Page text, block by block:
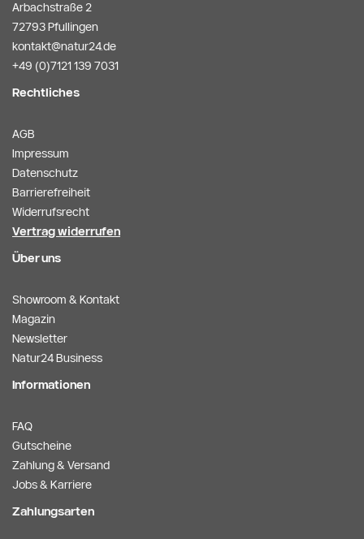
Arbachstraße 2
72793 Pfullingen
kontakt@natur24.de
+49 (0)7121 139 7031
Rechtliches
AGB
Impressum
Datenschutz
Barrierefreiheit
Widerrufsrecht
Vertrag widerrufen
Über uns
Showroom & Kontakt
Magazin
Newsletter
Natur24 Business
Informationen
FAQ
Gutscheine
Zahlung & Versand
Jobs & Karriere
Zahlungsarten